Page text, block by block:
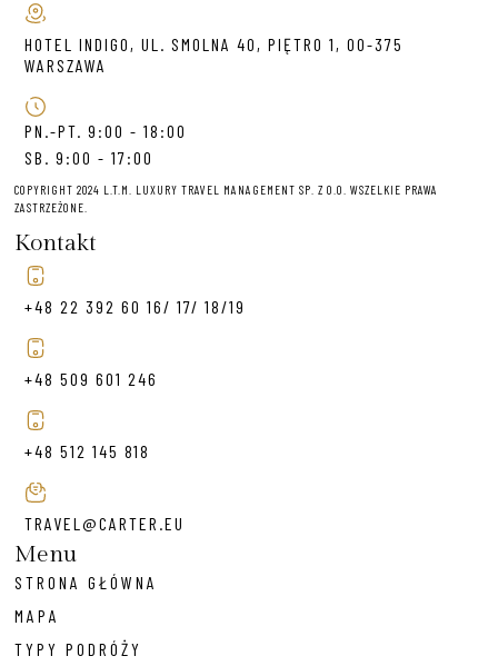
HOTEL INDIGO, UL. SMOLNA 40, PIĘTRO 1, 00-375
WARSZAWA
PN.-PT. 9:00 - 18:00
SB. 9:00 - 17:00
COPYRIGHT 2024 L.T.M. LUXURY TRAVEL MANAGEMENT SP. Z O.O. WSZELKIE PRAWA
ZASTRZEŻONE.
Kontakt
+48 22 392 60 16/ 17/ 18/19
+48 509 601 246
+48 512 145 818
TRAVEL@CARTER.EU
Menu
STRONA GŁÓWNA
MAPA
TYPY PODRÓŻY